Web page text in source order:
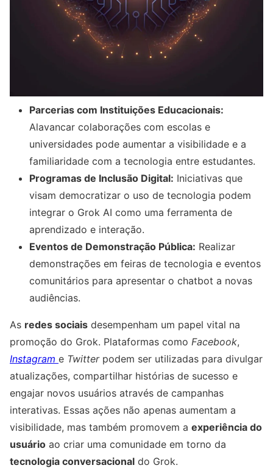
Parcerias com Instituições Educacionais:
Alavancar colaborações com escolas e
universidades pode aumentar a visibilidade e a
familiaridade com a tecnologia entre estudantes.
Programas de Inclusão Digital: Iniciativas que
visam democratizar o uso de tecnologia podem
integrar o Grok AI como uma ferramenta de
aprendizado e interação.
Eventos de Demonstração Pública: Realizar
demonstrações em feiras de tecnologia e eventos
comunitários para apresentar o chatbot a novas
audiências.
As redes sociais desempenham um papel vital na
promoção do Grok. Plataformas como Facebook,
Instagram e Twitterpodem ser utilizadas para divulgar
atualizações, compartilhar histórias de sucesso e
engajar novos usuários através de campanhas
interativas. Essas ações não apenas aumentam a
visibilidade, mas também promovem a experiência do
usuário ao criar uma comunidade em torno da
tecnologia conversacional do Grok.